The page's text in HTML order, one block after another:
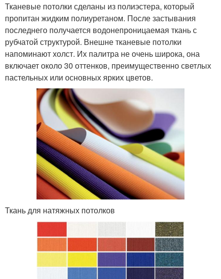
Тканевые потолки сделаны из полиэстера, который
пропитан жидким полиуретаном. После застывания
последнего получается водонепроницаемая ткань с
рубчатой структурой. Внешне тканевые потолки
напоминают холст. Их палитра не очень широка, она
включает около 30 оттенков, преимущественно светлых
пастельных или основных ярких цветов.
Ткань для натяжных потолков